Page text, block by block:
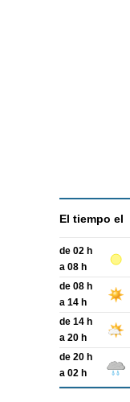
El tiempo el
de 02 h
a 08 h
de 08 h
a 14 h
de 14 h
a 20 h
de 20 h
a 02 h